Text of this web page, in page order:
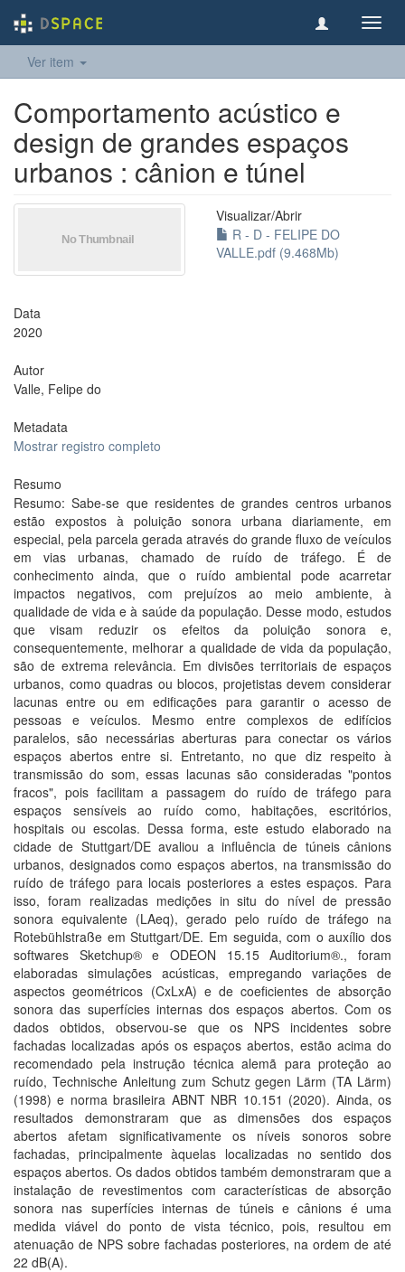
Ver item
Comportamento acústico e
design de grandes espaços
urbanos : cânion e túnel
Visualizar/Abrir
R - D - FELIPE DO
VALLE.pdf (9.468Mb)
Data
2020
Autor
Valle, Felipe do
Metadata
Mostrar registro completo
Resumo
Resumo: Sabe-se que residentes de grandes centros urbanos
estão expostos à poluição sonora urbana diariamente, em
especial, pela parcela gerada através do grande fluxo de veículos
em vias urbanas, chamado de ruído de tráfego. É de
conhecimento ainda, que o ruído ambiental pode acarretar
impactos negativos, com prejuízos ao meio ambiente, à
qualidade de vida e à saúde da população. Desse modo, estudos
que visam reduzir os efeitos da poluição sonora e,
consequentemente, melhorar a qualidade de vida da população,
são de extrema relevância. Em divisões territoriais de espaços
urbanos, como quadras ou blocos, projetistas devem considerar
lacunas entre ou em edificações para garantir o acesso de
pessoas e veículos. Mesmo entre complexos de edifícios
paralelos, são necessárias aberturas para conectar os vários
espaços abertos entre si. Entretanto, no que diz respeito à
transmissão do som, essas lacunas são consideradas "pontos
fracos", pois facilitam a passagem do ruído de tráfego para
espaços sensíveis ao ruído como, habitações, escritórios,
hospitais ou escolas. Dessa forma, este estudo elaborado na
cidade de Stuttgart/DE avaliou a influência de túneis cânions
urbanos, designados como espaços abertos, na transmissão do
ruído de tráfego para locais posteriores a estes espaços. Para
isso, foram realizadas medições in situ do nível de pressão
sonora equivalente (LAeq), gerado pelo ruído de tráfego na
Rotebühlstraße em Stuttgart/DE. Em seguida, com o auxílio dos
softwares Sketchup® e ODEON 15.15 Auditorium®., foram
elaboradas simulações acústicas, empregando variações de
aspectos geométricos (CxLxA) e de coeficientes de absorção
sonora das superfícies internas dos espaços abertos. Com os
dados obtidos, observou-se que os NPS incidentes sobre
fachadas localizadas após os espaços abertos, estão acima do
recomendado pela instrução técnica alemã para proteção ao
ruído, Technische Anleitung zum Schutz gegen Lärm (TA Lärm)
(1998) e norma brasileira ABNT NBR 10.151 (2020). Ainda, os
resultados demonstraram que as dimensões dos espaços
abertos afetam significativamente os níveis sonoros sobre
fachadas, principalmente àquelas localizadas no sentido dos
espaços abertos. Os dados obtidos também demonstraram que a
instalação de revestimentos com características de absorção
sonora nas superfícies internas de túneis e cânions é uma
medida viável do ponto de vista técnico, pois, resultou em
atenuação de NPS sobre fachadas posteriores, na ordem de até
22 dB(A).